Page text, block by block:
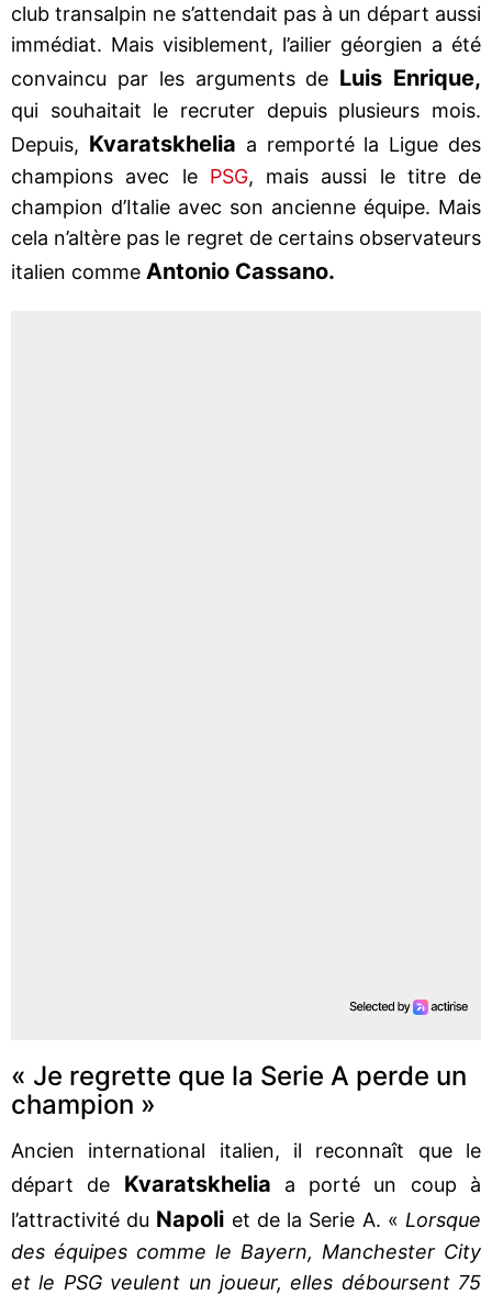
club transalpin ne s’attendait pas à un départ aussi
immédiat. Mais visiblement, l’ailier géorgien a été
convaincu par les arguments de Luis Enrique,
qui souhaitait le recruter depuis plusieurs mois.
Depuis, Kvaratskhelia a remporté la Ligue des
champions avec le PSG, mais aussi le titre de
champion d’Italie avec son ancienne équipe. Mais
cela n’altère pas le regret de certains observateurs
italien comme Antonio Cassano.
« Je regrette que la Serie A perde un
champion »
Ancien international italien, il reconnaît que le
départ de Kvaratskhelia a porté un coup à
l’attractivité du Napoli et de la Serie A. « Lorsque
des équipes comme le Bayern, Manchester City
et le PSG veulent un joueur, elles déboursent 75